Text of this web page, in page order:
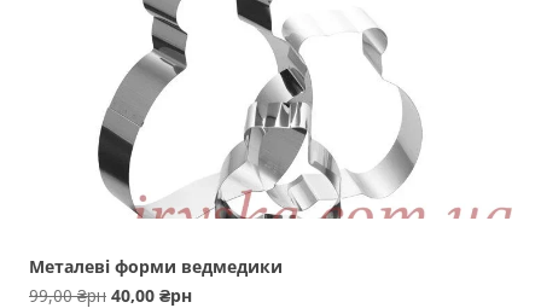
Металеві форми ведмедики
99,00₴рн Оригінальна
40,00 ₴рнПоточна